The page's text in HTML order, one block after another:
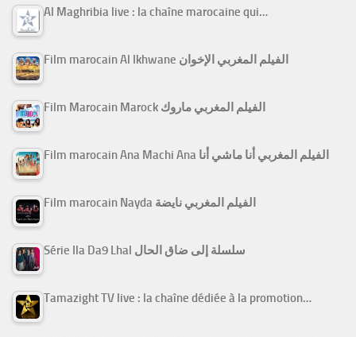
Al Maghribia live : la chaîne marocaine qui…
Film marocain Al Ikhwane الفيلم المغربي الإخوان
Film Marocain Marock الفيلم المغربي ماروك
Film marocain Ana Machi Ana الفيلم المغربي أنا ماشي أنا
Film marocain Nayda الفيلم المغربي نايضة
Série Ila Da9 Lhal سلسلة إلى ضاق الحال
Tamazight TV live : la chaîne dédiée à la promotion…